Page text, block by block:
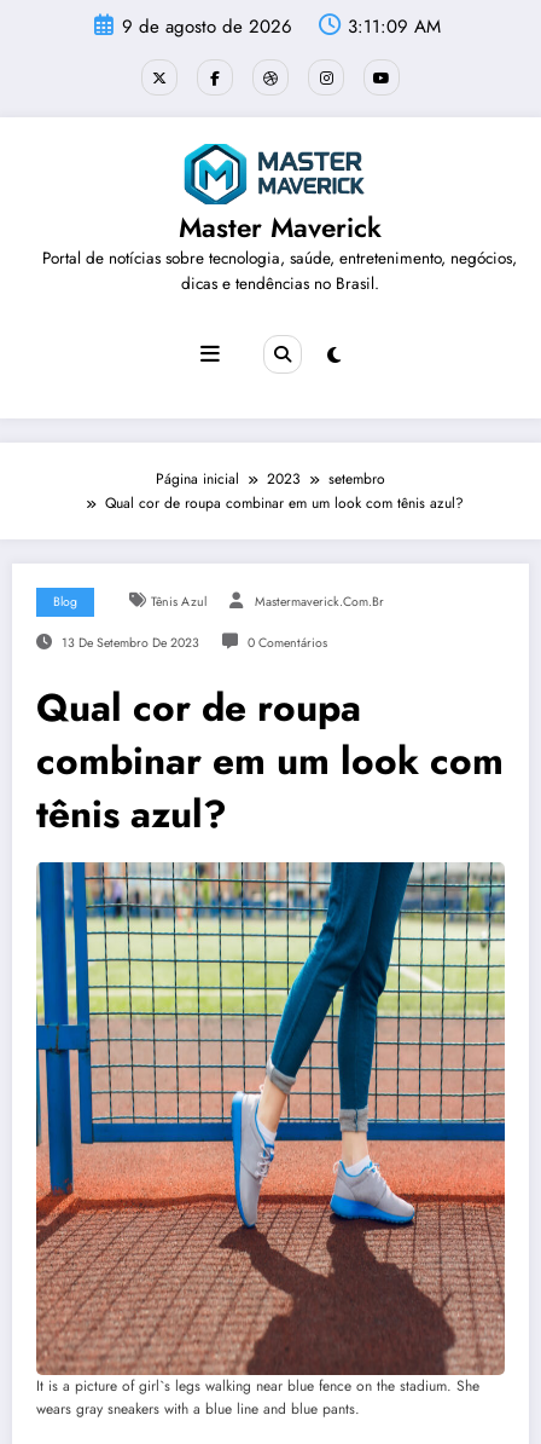
9 de agosto de 2026 3:11:10 AM
Master Maverick
Portal de notícias sobre tecnologia, saúde, entretenimento, negócios,
dicas e tendências no Brasil.
Página inicial 2023
setembro
Qual cor de roupa combinar em um look com tênis azul?
Blog Tênis Azul Mastermaverick.com.br
13 De Setembro De 2023 0 Comentários
Qual cor de roupa
combinar em um look com
tênis azul?
It is a picture of girl`s legs walking near blue fence on the stadium. She
wears gray sneakers with a blue line and blue pants.